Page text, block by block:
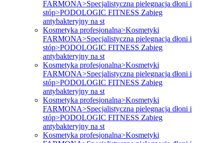
FARMONA>Specjalistyczna pielęgnacja dłoni i
stóp>PODOLOGIC FITNESS Zabieg
antybakteryjny na st
Kosmetyka profesjonalna>Kosmetyki
FARMONA>Specjalistyczna pielęgnacja dłoni i
stóp>PODOLOGIC FITNESS Zabieg
antybakteryjny na st
Kosmetyka profesjonalna>Kosmetyki
FARMONA>Specjalistyczna pielęgnacja dłoni i
stóp>PODOLOGIC FITNESS Zabieg
antybakteryjny na st
Kosmetyka profesjonalna>Kosmetyki
FARMONA>Specjalistyczna pielęgnacja dłoni i
stóp>PODOLOGIC FITNESS Zabieg
antybakteryjny na st
Kosmetyka profesjonalna>Kosmetyki